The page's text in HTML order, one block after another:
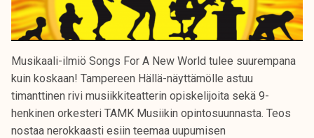
Musikaali-ilmiö Songs For A New World tulee suurempana
kuin koskaan! Tampereen Hällä-näyttämölle astuu
timanttinen rivi musiikkiteatterin opiskelijoita sekä 9-
henkinen orkesteri TAMK Musiikin opintosuunnasta. Teos
nostaa nerokkaasti esiin teemaa uupumisen